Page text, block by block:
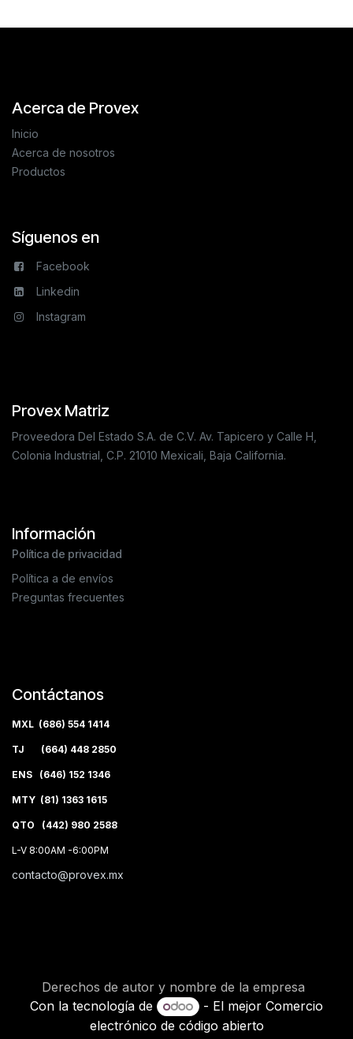
Acerca de Provex
Inicio
Acerca de nosotros
Productos
Síguenos en
Facebook
Linkedin
Instagram
Provex Matriz
Proveedora Del Estado S.A. de C.V. Av. Tapicero y Calle H,
Colonia Industrial, C.P. 21010 Mexicali, Baja California.
Información
Política de privacidad
Política a de envíos
Preguntas frecuentes
Contáctanos
MXL (686) 554 1414
TJ (664) 448 2850
ENS (646) 152 1346
MTY (81) 1363 1615
QTO (442) 980 2588
L-V 8:00AM -6:00PM
contacto@provex.mx
Derechos de autor y nombre de la empresa
Con la tecnología de
- El mejorComercio
electrónico de código abierto